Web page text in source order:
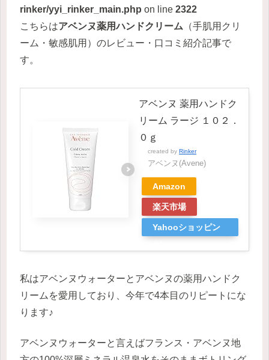
rinker/yyi_rinker_main.php on line 2322
こちらはアベンヌ薬用ハンドクリーム （手肌用クリ
ーム・敏感肌用）のレビュー・口コミ紹介記事で
す。
アベンヌ 薬用ハンドク
リーム ラージ １０２．
０ｇ
created by Rinker
アベンヌ(Avene)
Amazon
楽天市場
Yahooショッピン
私はアベンヌウォーターとアベンヌの薬用ハンドク
リームを愛用しており、今年で4本目のリピートにな
ります♪
アベンヌウォーターと言えばフランス・アベンヌ地